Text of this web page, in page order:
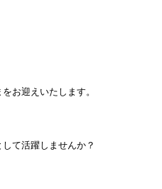
お迎えいたします。
て活躍しませんか？